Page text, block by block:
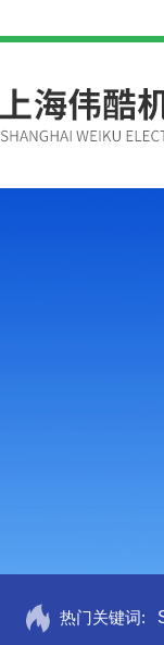
热门关键词: